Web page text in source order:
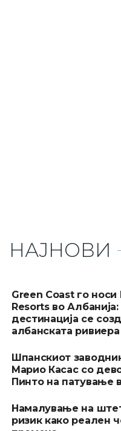
НАЈНОВИ
Green Coast го
Resorts во
дестинација се
албанската ривиера
Шпанскиот
Марио Касас со
Пинто на патување
Намалување на
ризик како реален